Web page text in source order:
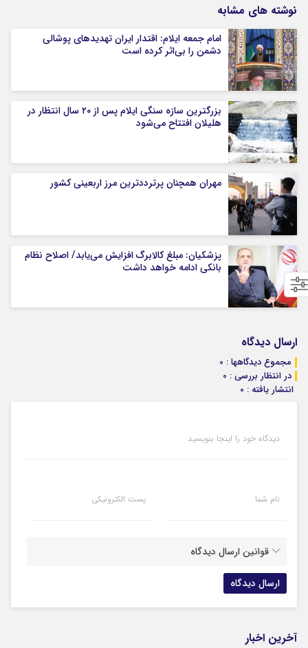
نوشته های مشابه
امام جمعه ایلام: اقتدار ایران تهدیدهای پوشالی
دشمن را بی‌اثر کرده است
بزرگترین سازه سنگی ایلام پس از ۲۰ سال انتظار در
هلیلان افتتاح می‌شود
مهران همچنان پرترددترین مرز اربعینی کشور
پزشکیان: مبلغ کالابرگ افزایش می‌یابد/ اصلاح نظام
بانکی ادامه خواهد داشت
ارسال دیدگاه
مجموع دیدگاهها : 0
در انتظار بررسی : 0
انتشار یافته : 0
دیدگاه خود را اینجا بنویسید
نام شما پست الکترونیکی
قوانین ارسال دیدگاه
آخرین اخبار